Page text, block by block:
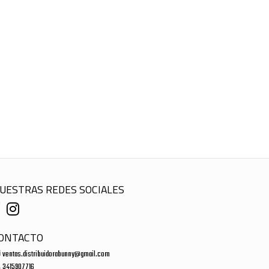
REDES SOCIALES
ventas.distribuidorabunny@gmail.com